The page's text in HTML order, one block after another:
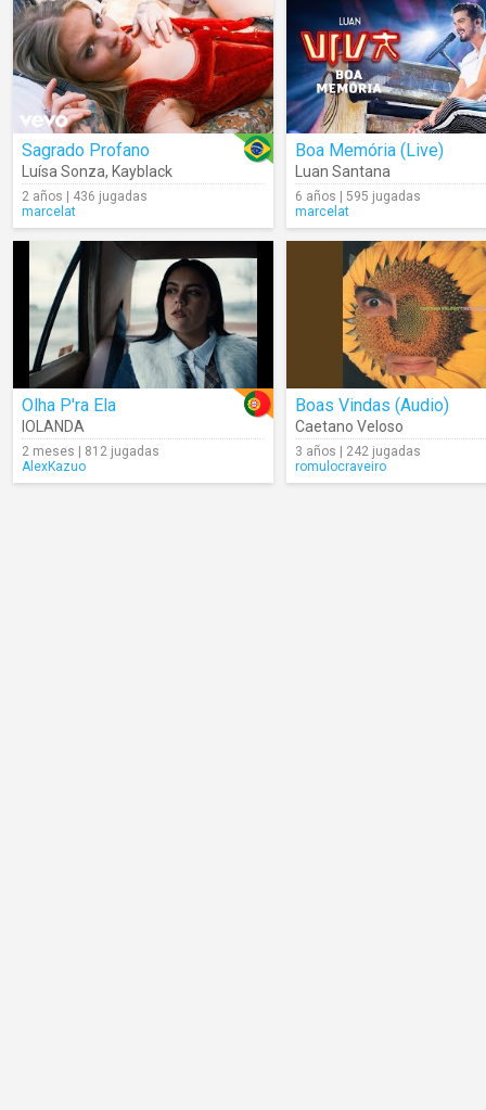
Sagrado Profano
Luísa Sonza, Kayblack
2 años | 436 jugadas
marcelat
Boa Memória (Live)
Luan Santana
6 años | 595 jugadas
marcelat
Olha P'ra Ela
IOLANDA
2 meses | 812 jugadas
AlexKazuo
Boas Vindas (Audio)
Caetano Veloso
3 años | 242 jugadas
romulocraveiro